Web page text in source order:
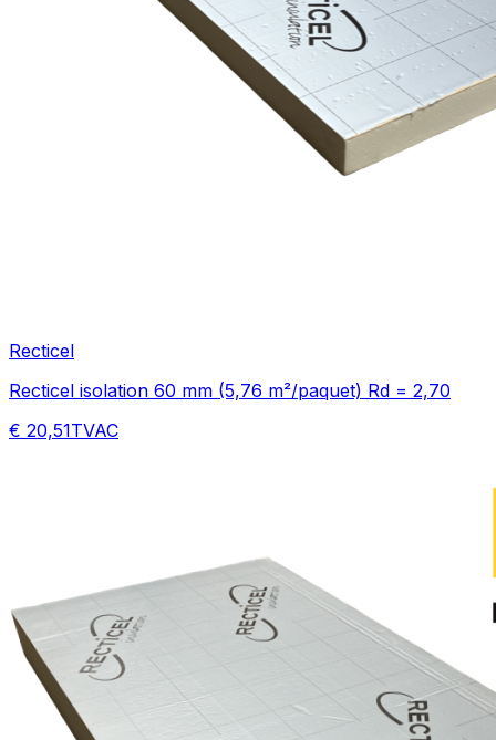
Recticel
Recticel isolation 60 mm (5,76 m²/paquet) Rd = 2,70
€ 20,51TVAC